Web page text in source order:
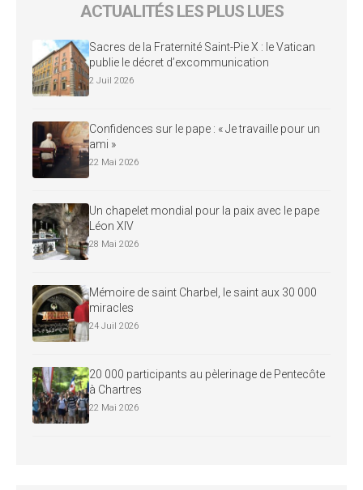
ACTUALITÉS LES PLUS LUES
Sacres de la Fraternité Saint-Pie X : le Vatican
publie le décret d’excommunication
2 Juil 2026
Confidences sur le pape : « Je travaille pour un
ami »
22 Mai 2026
Un chapelet mondial pour la paix avec le pape
Léon XIV
28 Mai 2026
Mémoire de saint Charbel, le saint aux 30 000
miracles
24 Juil 2026
20 000 participants au pèlerinage de Pentecôte
à Chartres
22 Mai 2026